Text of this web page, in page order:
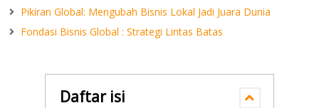
Pikiran Global: Mengubah Bisnis Lokal Jadi Juara Dunia
Fondasi Bisnis Global : Strategi Lintas Batas
Daftar isi